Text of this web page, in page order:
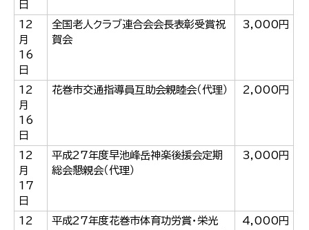
日
12
月
16
日
全国老人クラブ連合会会長表彰受賞祝
賀会
3,000円
12
月
16
日
花巻市交通指導員互助会親睦会（代理） 2,000円
12
月
17
日
平成27年度早池峰岳神楽後援会定期
総会懇親会（代理）
3,000円
12
平成27年度花巻市体育功労賞・栄光
4,000円